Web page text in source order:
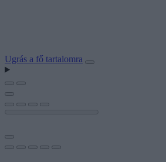
Ugrás a fő tartalomra